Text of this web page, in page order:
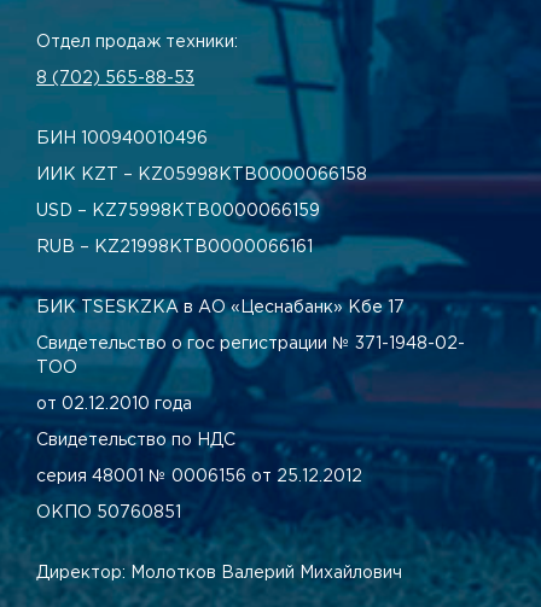
Отдел продаж техники:
8 (702) 565-88-53
БИН 100940010496
ИИК KZT – KZ05998КТВ0000066158
USD – KZ75998КТВ0000066159
RUB – KZ21998КТВ0000066161
БИК TSESKZKA в АО «Цеснабанк» Кбе 17
Свидетельство о гос регистрации № 371-1948-02-
ТОО
от 02.12.2010 года
Свидетельство по НДС
серия 48001 № 0006156 от 25.12.2012
ОКПО 50760851
Директор: Молотков Валерий Михайлович